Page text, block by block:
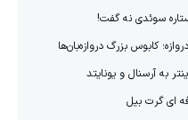
ستاره سوئدی نه گفت!
کابوس بزرگ دروازه‌بان‌ها
به آرسنال و یونایتد
ای گرت بیل